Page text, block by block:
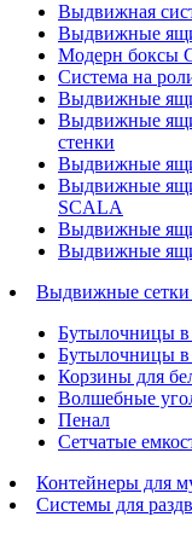
Выдвижная
Выдвижные
Модерн боксы
Система на
Выдвижные
Выдвижные
стенки
Выдвижные
Выдвижные
SCALA
Выдвижные
Выдвижные
Выдвижные
Бутылочницы в
Бутылочницы в
Корзины для
Волшебные
Пенал
Cетчатые
Контейнеры для
Системы для